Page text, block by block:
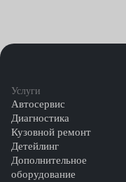
Услуги
Автосервис
Диагностика
Кузовной ремонт
Детейлинг
Дополнительное
оборудование